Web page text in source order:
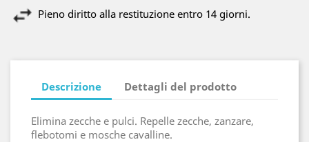
Pieno diritto alla restituzione entro 14 giorni.
Descrizione Dettagli del prodotto
Elimina zecche e pulci. Repelle zecche, zanzare,
flebotomi e mosche cavalline.